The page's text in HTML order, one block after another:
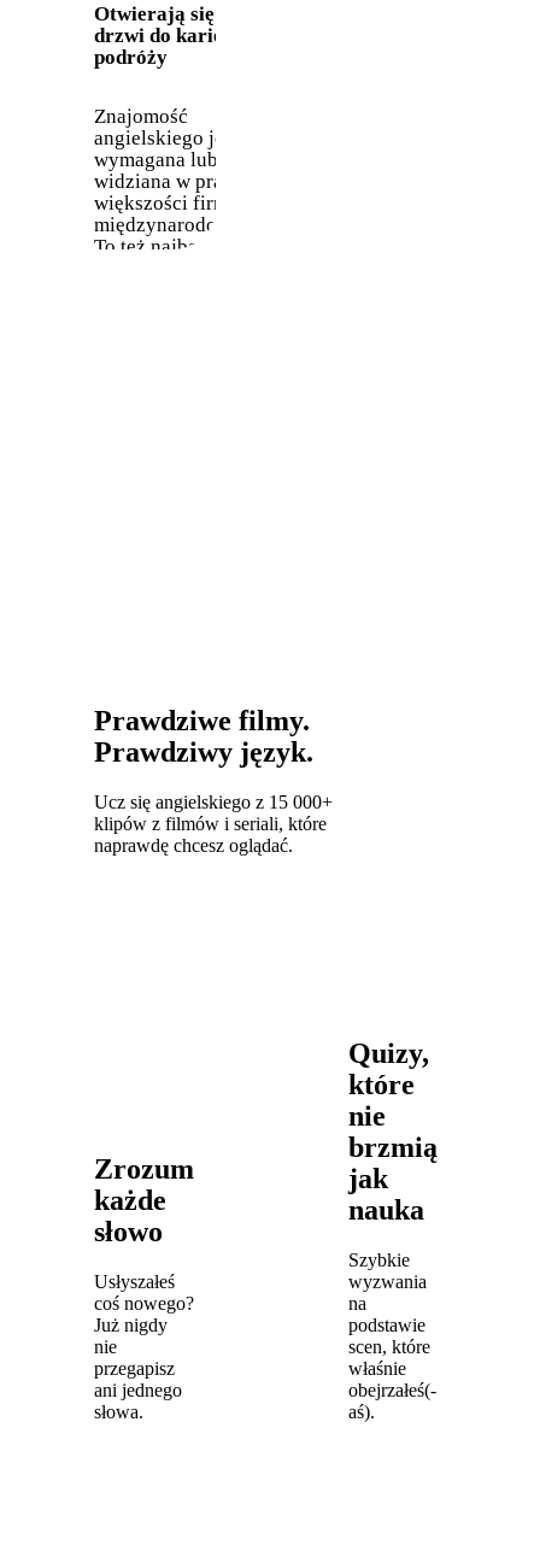
Otwierają się
drzwi do kariery i
podróży
Znajomość
angielskiego jest
wymagana lub mile
widziana w pracy w
większości firm
międzynarodowych.
To też najbardziej
Prawdziwe filmy.
Prawdziwy język.
Ucz się angielskiego z 15 000+
klipów z filmów i seriali, które
naprawdę chcesz oglądać.
Zrozum
każde
słowo
Usłyszałeś
coś nowego?
Już nigdy
nie
przegapisz
ani jednego
słowa.
Quizy,
które
nie
brzmią
jak
nauka
Szybkie
wyzwania
na
podstawie
scen, które
właśnie
obejrzałeś(-
aś).